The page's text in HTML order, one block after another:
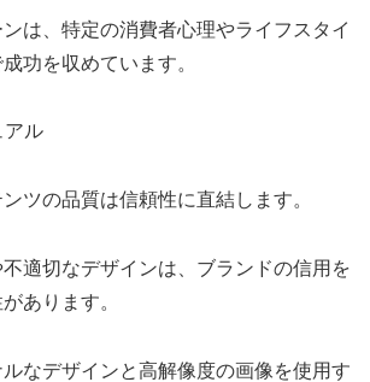
は、特定の消費者心理やライフスタイ
功を収めています。
アル
ツの品質は信頼性に直結します。
適切なデザインは、ブランドの信用を
あります。
なデザインと高解像度の画像を使用す